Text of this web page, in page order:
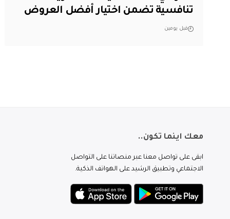
تنافسية تضمن اختيار أفضل العروض
قبل يومين
معك اينما تكون..
ابقى على تواصل معنا عبر منصاتنا على التواصل
الاجتماعي وتطبيق الرشيد على الهواتف الذكية.